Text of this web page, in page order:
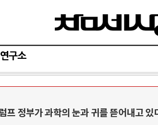
연구소
프 정부가 과학의 눈과 귀를 뜯어내고 있